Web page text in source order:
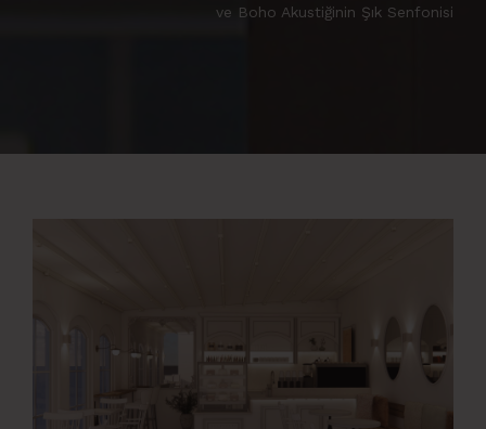
ve Boho Akustiğinin Şık Senfonisi